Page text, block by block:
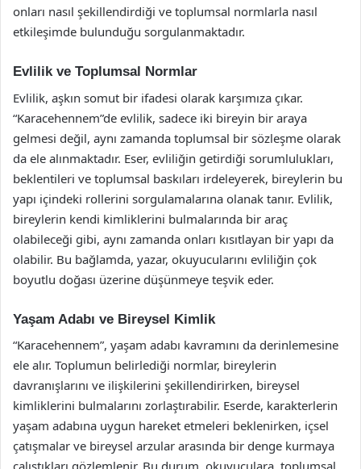
onları nasıl şekillendirdiği ve toplumsal normlarla nasıl
etkileşimde bulunduğu sorgulanmaktadır.
Evlilik ve Toplumsal Normlar
Evlilik, aşkın somut bir ifadesi olarak karşımıza çıkar.
“Karacehennem”de evlilik, sadece iki bireyin bir araya
gelmesi değil, aynı zamanda toplumsal bir sözleşme olarak
da ele alınmaktadır. Eser, evliliğin getirdiği sorumlulukları,
beklentileri ve toplumsal baskıları irdeleyerek, bireylerin bu
yapı içindeki rollerini sorgulamalarına olanak tanır. Evlilik,
bireylerin kendi kimliklerini bulmalarında bir araç
olabileceği gibi, aynı zamanda onları kısıtlayan bir yapı da
olabilir. Bu bağlamda, yazar, okuyucularını evliliğin çok
boyutlu doğası üzerine düşünmeye teşvik eder.
Yaşam Adabı ve Bireysel Kimlik
“Karacehennem”, yaşam adabı kavramını da derinlemesine
ele alır. Toplumun belirlediği normlar, bireylerin
davranışlarını ve ilişkilerini şekillendirirken, bireysel
kimliklerini bulmalarını zorlaştırabilir. Eserde, karakterlerin
yaşam adabına uygun hareket etmeleri beklenirken, içsel
çatışmalar ve bireysel arzular arasında bir denge kurmaya
çalıştıkları gözlemlenir. Bu durum, okuyuculara, toplumsal